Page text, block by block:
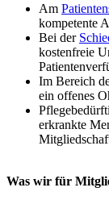
Am
kompetente
Bei der
kostenfreie
Im Bereich
ein offenes
erkrankte
Was wir für